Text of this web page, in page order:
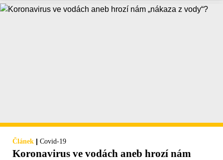
Článek | Covid-19
Koronavirus ve vodách aneb hrozí nám